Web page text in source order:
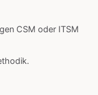
CSM oder ITSM